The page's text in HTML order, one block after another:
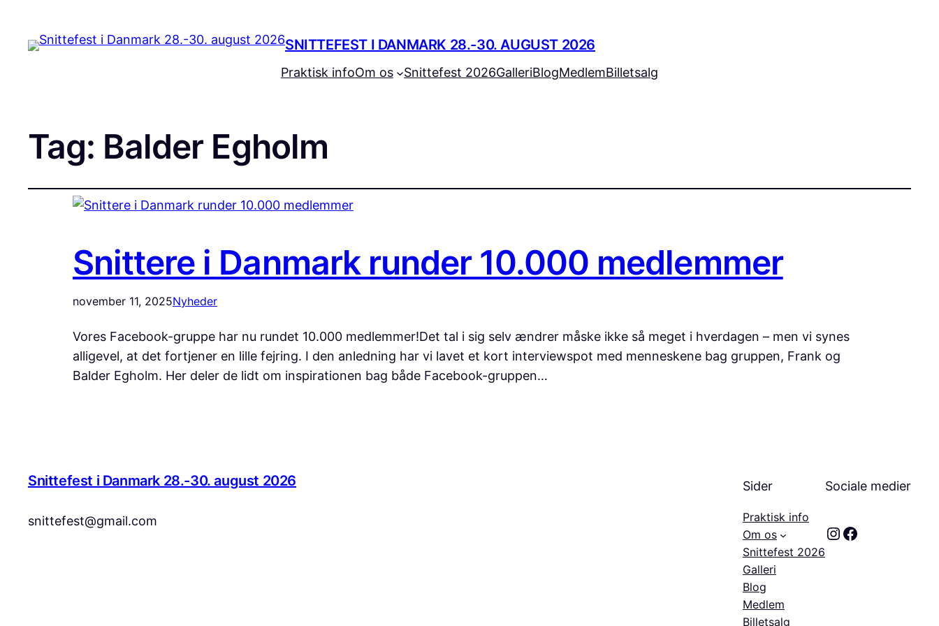
SNITTEFEST I DANMARK 28.-30. AUGUST 2026
Praktisk infoOm os Snittefest 2026GalleriBlogMedlemBilletsalg
Tag: Balder Egholm
Snittere i Danmark runder 10.000 medlemmer
november 11, 2025Nyheder
Vores Facebook-gruppe har nu rundet 10.000 medlemmer!Det tal i sig selv ændrer måske ikke så meget i hverdagen – men vi synes
alligevel, at det fortjener en lille fejring. I den anledning har vi lavet et kort interviewspot med menneskene bag gruppen, Frank og
Balder Egholm. Her deler de lidt om inspirationen bag både Facebook-gruppen…
Snittefest i Danmark 28.-30. august 2026
snittefest@gmail.com
Sider
Praktisk info
Om os
Snittefest 2026
Galleri
Blog
Medlem
Billetsalg
Sociale medier
Instagram
Facebook